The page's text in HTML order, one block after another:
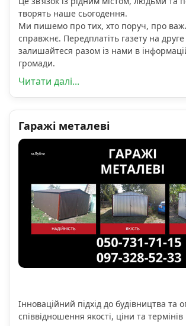
творять наше сьогодення.
Ми пишемо про тих, хто поруч, про
справжнє. Передплатіть газету на друге
залишайтеся разом із нами в
громади.
Читати далі...
Гаражі металеві
Інноваційний підхід до будівництва та
співвідношення якості, ціни та